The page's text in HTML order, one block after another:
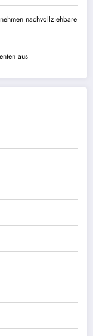
nachvollziehbare
aus